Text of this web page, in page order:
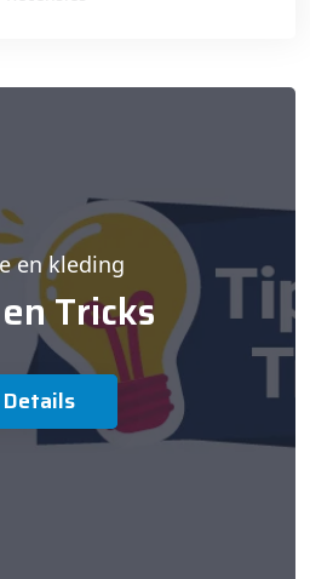
en kleding
Tricks
Details